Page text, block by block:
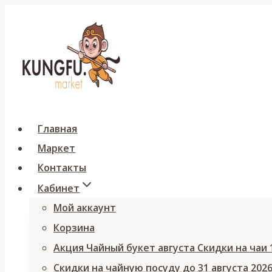
содержимому
Главная
Маркет
Контакты
Кабинет
Мой аккаунт
Корзина
Акция Чайный букет августа Скидки на чаи
Скидки на чайную посуду до 31 августа 2026